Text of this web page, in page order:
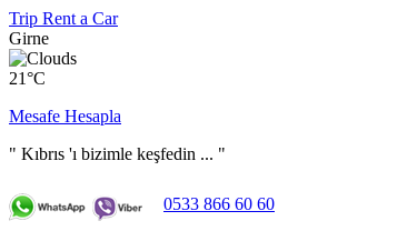
Trip Rent a Car
Girne
21°C
Mesafe Hesapla
" Kıbrıs 'ı bizimle keşfedin ... "
0533 866 60 60